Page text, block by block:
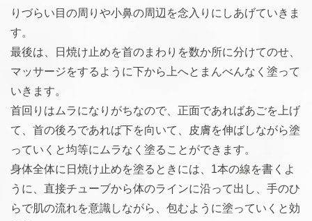
りづらい目の周りや小鼻の周辺を念入りにしあげていきま
す。
最後は、日焼け止めを首のまわりを数か所に分けてのせ、
マッサージをするように下から上へとまんべんなく塗って
いきます。
首回りはムラになりがちなので、正面であればあごを上げ
て、首の後ろであれば下を向いて、皮膚を伸ばしながら塗
っていくと均等にムラなく塗ることができます。
身体全体に日焼け止めを塗るときには、1本の線を書くよ
うに、直接チューブから体のラインに沿って出し、手のひ
らで肌の流れを意識しながら、包むように塗っていくと効